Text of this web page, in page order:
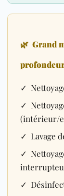
🌿 Grand
✓
✓
(intérieur/
✓ Lavage
✓
✓